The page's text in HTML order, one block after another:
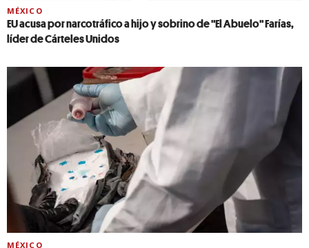
MÉXICO
EU acusa por narcotráfico a hijo y sobrino de "El Abuelo" Farías,
líder de Cárteles Unidos
MÉXICO